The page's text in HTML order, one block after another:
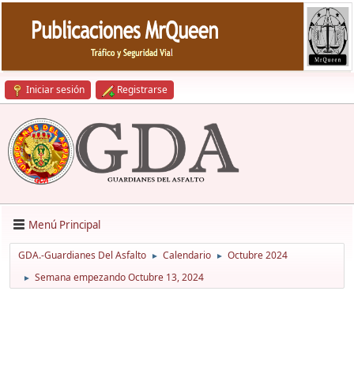
Iniciar sesión Registrarse
Menú Principal
GDA.-Guardianes Del Asfalto ► Calendario ► Octubre 2024
► Semana empezando Octubre 13, 2024